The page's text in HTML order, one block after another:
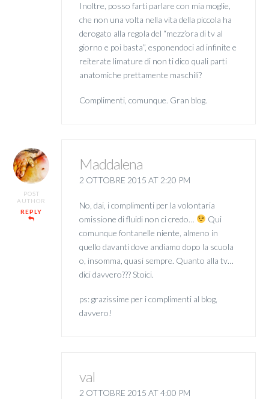
Inoltre, posso farti parlare con mia moglie,
che non una volta nella vita della piccola ha
derogato alla regola del “mezz’ora di tv al
giorno e poi basta”, esponendoci ad infinite e
reiterate limature di non ti dico quali parti
anatomiche prettamente maschili?
Complimenti, comunque. Gran blog.
POST
AUTHOR
REPLY
Maddalena
2 OTTOBRE 2015 AT 2:20 PM
No, dai, i complimenti per la volontaria
omissione di fluidi non ci credo…
Qui
comunque fontanelle niente, almeno in
quello davanti dove andiamo dopo la scuola
o, insomma, quasi sempre. Quanto alla tv…
dici davvero??? Stoici.
ps: grazissime per i complimenti al blog,
davvero!
val
2 OTTOBRE 2015 AT 4:00 PM